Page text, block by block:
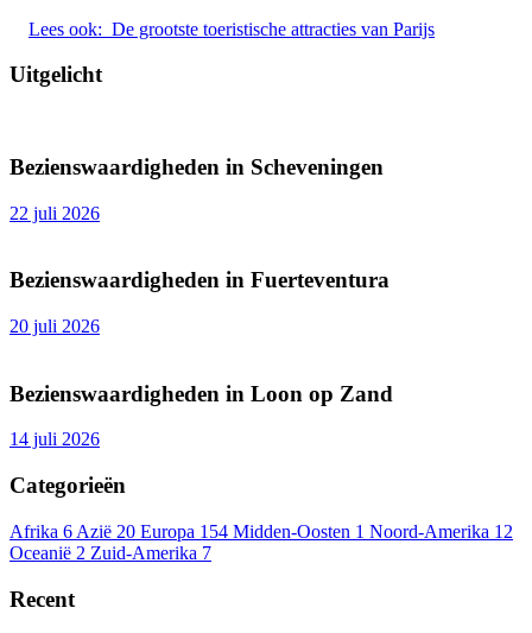
Lees ook: De grootste toeristische attracties van Parijs
Uitgelicht
Bezienswaardigheden in Scheveningen
22 juli 2026
Bezienswaardigheden in Fuerteventura
20 juli 2026
Bezienswaardigheden in Loon op Zand
14 juli 2026
Categorieën
Afrika 6 Azië 20 Europa 154 Midden-Oosten 1 Noord-Amerika 12
Oceanië 2 Zuid-Amerika 7
Recent